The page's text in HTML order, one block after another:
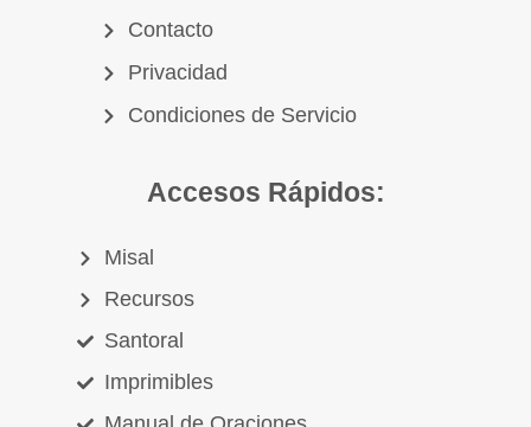
Contacto
Privacidad
Condiciones de Servicio
Accesos Rápidos:
Misal
Recursos
Santoral
Imprimibles